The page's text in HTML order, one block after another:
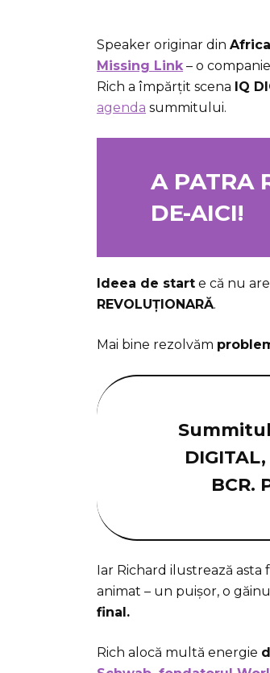
Speaker originar din
Missing Link– o
Rich a împărțit scena IQ
agenda summitului.
A PATRA
DE-AICI!
Ideea de start e că nu
REVOLUȚIONARĂ.
Mai bine rezolvăm
BCR.
Iar Richard ilustrează
animat – un puișor, o
final.
Rich alocă multă energie